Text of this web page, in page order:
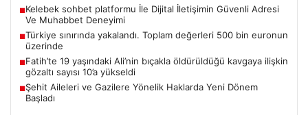
■Kelebek sohbet platformu İle Dijital İletişimin Güvenli Adresi
Ve Muhabbet Deneyimi
■Türkiye sınırında yakalandı. Toplam değerleri 500 bin euronun
üzerinde
■Fatih’te 19 yaşındaki Ali’nin bıçakla öldürüldüğü kavgaya ilişkin
gözaltı sayısı 10’a yükseldi
■Şehit Aileleri ve Gazilere Yönelik Haklarda Yeni Dönem
Başladı